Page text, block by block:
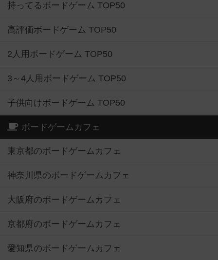
持ってるボードゲーム TOP50
高評価ボードゲーム TOP50
2人用ボードゲーム TOP50
3～4人用ボードゲーム TOP50
子供向けボードゲーム TOP50
ボードゲームカフェ
東京都のボードゲームカフェ
神奈川県のボードゲームカフェ
大阪府のボードゲームカフェ
京都府のボードゲームカフェ
愛知県のボードゲームカフェ